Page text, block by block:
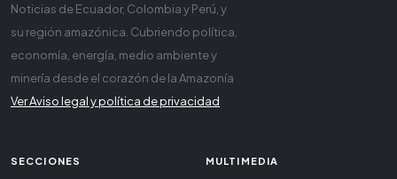
Noticias de Ecuador, Colombia y Perú, y
su región amazónica. Cubriendo política,
economía, energía, medio ambiente y
minería desde el corazón de la Amazonía
Ver Aviso legal y política de privacidad
SECCIONES MULTIMEDIA